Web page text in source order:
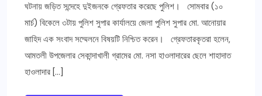
ঘটনায় জড়িত সন্দেহে দুইজনকে গ্রেফতার করেছে পুলিশ। সোমবার (১০
মার্চ) বিকেলে ৩টায় পুলিশ সুপার কার্যালয়ে জেলা পুলিশ সুপার মো. আনোয়ার
জাহিদ এক সংবাদ সম্মেলনে বিষয়টি নিশ্চিত করেন। গ্রেফতারকৃতরা হলেন,
আমতলী উপজেলার সেকান্দাখালী গ্রামের মো. নসা হাওলাদারের ছেলে শাহাদাত
হাওলাদার […]